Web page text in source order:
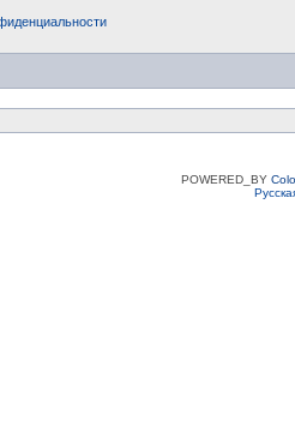
POWERED_BY